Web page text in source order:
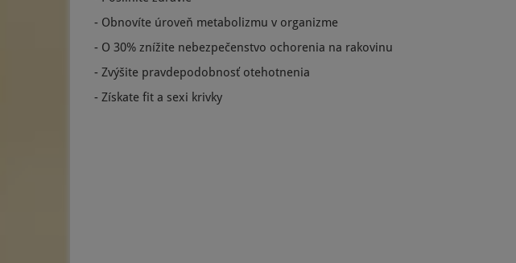
- Obnovíte úroveň metabolizmu v organizme
- O 30% znížite nebezpečenstvo ochorenia na rakovinu
- Zvýšite pravdepodobnosť otehotnenia
- Získate fit a sexi krivky